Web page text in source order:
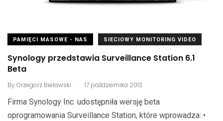
PAMIĘCI MASOWE - NAS SIECIOWY MONITORING VIDEO
Synology przedstawia Surveillance Station 6.1
Beta
ByGrzegorz Bielawski . 17 października 2013
Firma Synology Inc. udostępniła wersję beta
oprogramowania Surveillance Station, które wprowadza: •